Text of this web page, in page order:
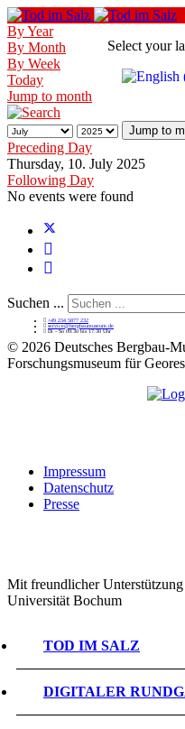
Select your
By Year
By Month
By Week
Today
Jump to month
Jump to
Preceding Day
Thursday, 10. July 2025
Following Day
No events were found
Suchen ...
+49 234 5877 232
service@bergbaumuseum.de
Di - So 09:30 bis 17:30 Uhr
© 2026 Deutsches Bergbau-
Forschungsmuseum für
Impressum
Datenschutz
Presse
Mit freundlicher
Universität Bochum
TOD IM SALZ
DIGITALER